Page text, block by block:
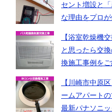
セント増設と
な理由をプロが
【浴室乾燥機
と思ったら交
換施工事例を
【川崎市中原
ームアパート
最新パナソニ